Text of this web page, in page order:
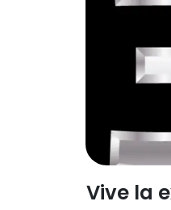
Vive la